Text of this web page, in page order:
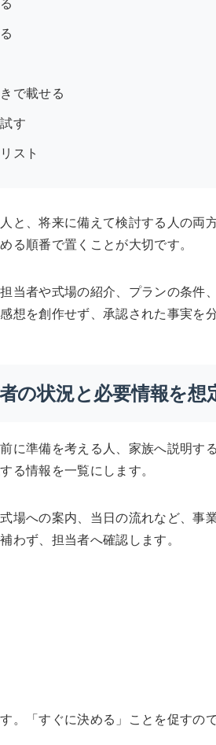
で載せる
す
スト
と、将来に備えて検討する人の両
る順番で置くことが大切です。
当者や式場の紹介、プランの条件
想を創作せず、承認された事実を
の状況と必要情報を想
に準備を考える人、家族へ説明す
る情報を一覧にします。
場への案内、当日の流れなど、事
わず、担当者へ確認します。
。「すぐに決める」ことを促すの